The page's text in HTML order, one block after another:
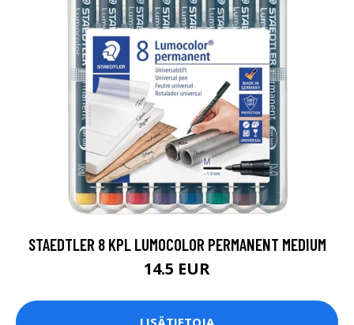
STAEDTLER 8 KPL LUMOCOLOR PERMANENT MEDIUM
14.5 EUR